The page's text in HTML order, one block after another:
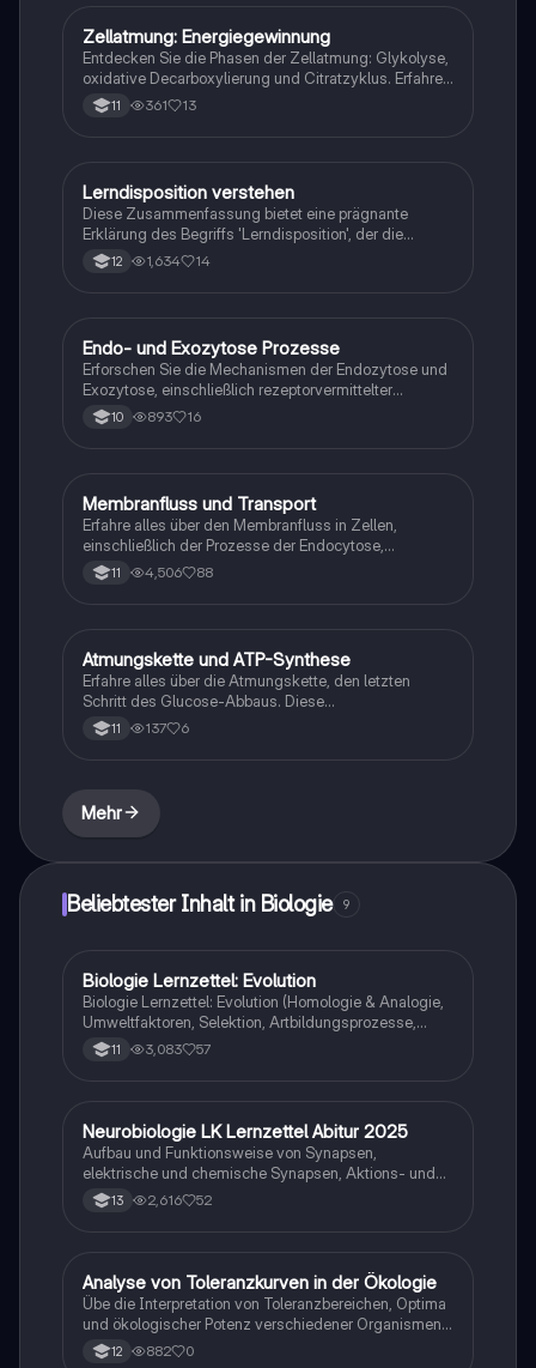
Biologie
Zellatmung: Energiegewinnung
Entdecken Sie die Phasen der Zellatmung: Glykolyse,
oxidative Decarboxylierung und Citratzyklus. Erfahren
Sie, wie Glukose abgebaut wird und ATP sowie
Energieträger wie NADH und FADH2 produziert
Energieproduktion in Zellen.
11 361 13
Biologie
Lerndisposition verstehen
Diese Zusammenfassung bietet eine prägnante
Erklärung des Begriffs 'Lerndisposition', der die
genetischen Grundlagen des Lernens und deren
Einfluss auf individuelle Lernfähigkeiten beschreibt.
Bildungswissenschaften.
12 1,634 14
Biologie
Endo- und Exozytose Prozesse
Erforschen Sie die Mechanismen der Endozytose und
Exozytose, einschließlich rezeptorvermittelter
Endozytose, Pinozytose, Phagozytose und
Membranfluss. Diese Zusammenfassung bietet einen
10 893 16
Biologie
Membranfluss und Transport
Erfahre alles über den Membranfluss in Zellen,
einschließlich der Prozesse der Endocytose,
Exocytose, Pinocytose und Phagocytose. Diese
Zusammenfassung bietet eine klare Übersicht über
11 4,506 88
Chemie
Atmungskette und ATP-Synthese
Erfahre alles über die Atmungskette, den letzten
Schritt des Glucose-Abbaus. Diese
Zusammenfassung behandelt die Glycolyse, den
Citratzyklus und die Rolle von NADH/H und FADH als
die Zellenergie entscheidend ist.
11 137 6
Mehr
Beliebtester Inhalt in Biologie 9
Biologie
Biologie Lernzettel: Evolution
Biologie Lernzettel: Evolution (Homologie & Analogie,
Umweltfaktoren, Selektion, Artbildungsprozesse,
Klimaregeln, Konkurrenz, Evolution des Menschen…)
11 3,083 57
Biologie
Neurobiologie LK Lernzettel Abitur 2025
Aufbau und Funktionsweise von Synapsen,
elektrische und chemische Synapsen, Aktions- und
Ruhepotential
13 2,616 52
ABiologie
Analyse von Toleranzkurven in der Ökologie
Übe die Interpretation von Toleranzbereichen, Optima
und ökologischer Potenz verschiedener Organismen
gegenüber Umweltfaktoren.
12 882 0